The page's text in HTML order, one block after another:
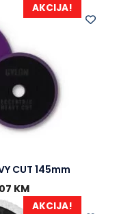
AKCIJA!
CUT 145mm
KM
AKCIJA!